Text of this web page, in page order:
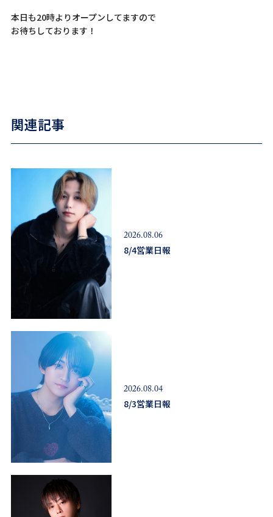
本日も20時よりオープンしてますので
お待ちしております！
関連記事
2026.08.06
8/4営業日報
2026.08.04
8/3営業日報